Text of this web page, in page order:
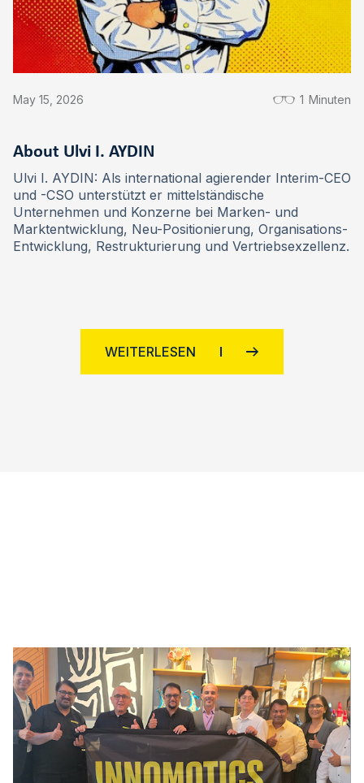
May 15, 2026 1 Minuten
About Ulvi I. AYDIN
Ulvi I. AYDIN: Als international agierender Interim-CEO
und -CSO unterstützt er mittelständische
Unternehmen und Konzerne bei Marken- und
Marktentwicklung, Neu-Positionierung, Organisations-
Entwicklung, Restrukturierung und Vertriebsexzellenz.
WEITERLESEN